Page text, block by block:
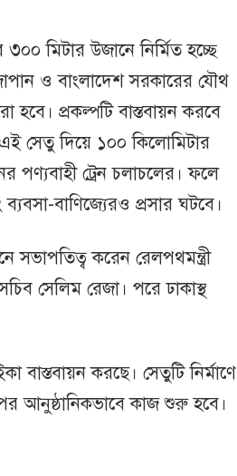
মিটার উজানে নির্মিত হচ্ছে
ও বাংলাদেশ সরকারের যৌথ
হবে। প্রকল্পটি বাস্তবায়ন করবে
সেতু দিয়ে ১০০ কিলোমিটার
পণ্যবাহী ট্রেন চলাচলের। ফলে
বাণিজ্যেরও প্রসার ঘটবে।
করেন রেলপথমন্ত্রী
সেলিম রেজা। পরে ঢাকাস্থ
বাস্তবায়ন করছে। সেতুটি নির্মাণে
পর আনুষ্ঠানিকভাবে কাজ শুরু হবে।